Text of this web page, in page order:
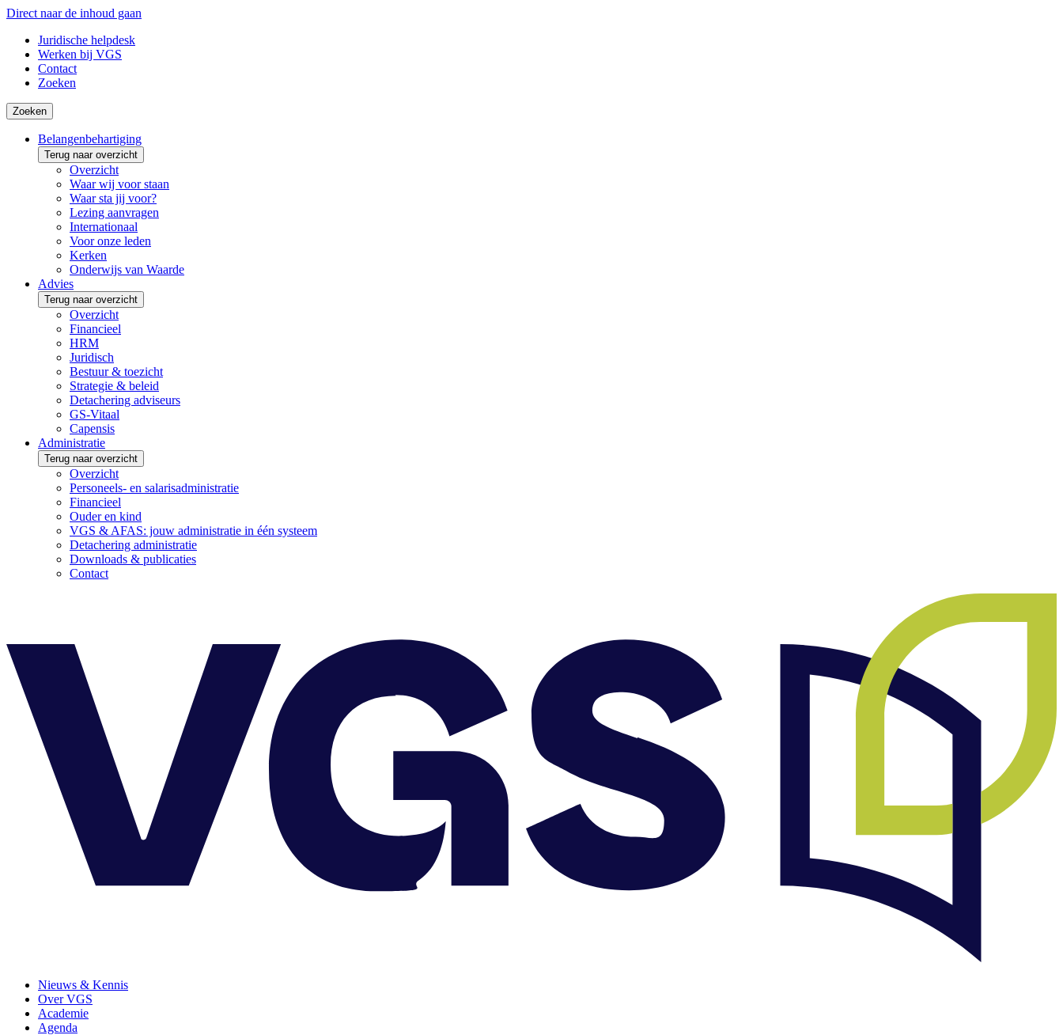
Direct naar de inhoud gaan
Juridische helpdesk
Werken bij VGS
Contact
Zoeken
Zoeken
Belangenbehartiging
Terug naar overzicht
Overzicht
Waar wij voor staan
Waar sta jij voor?
Lezing aanvragen
Internationaal
Voor onze leden
Kerken
Onderwijs van Waarde
Advies
Terug naar overzicht
Overzicht
Financieel
HRM
Juridisch
Bestuur & toezicht
Strategie & beleid
Detachering adviseurs
GS-Vitaal
Capensis
Administratie
Terug naar overzicht
Overzicht
Personeels- en salarisadministratie
Financieel
Ouder en kind
VGS & AFAS: jouw administratie in één systeem
Detachering administratie
Downloads & publicaties
Contact
Nieuws & Kennis
Over VGS
Academie
Agenda